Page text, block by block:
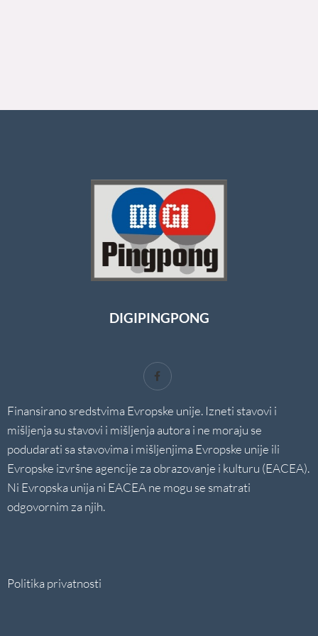
DIGIPINGPONG
Finansirano sredstvima Evropske unije. Izneti stavovi i
mišljenja su stavovi i mišljenja autora i ne moraju se
podudarati sa stavovima i mišljenjima Evropske unije ili
Evropske izvršne agencije za obrazovanje i kulturu (EACEA).
Ni Evropska unija ni EACEA ne mogu se smatrati
odgovornim za njih.
Politika privatnosti